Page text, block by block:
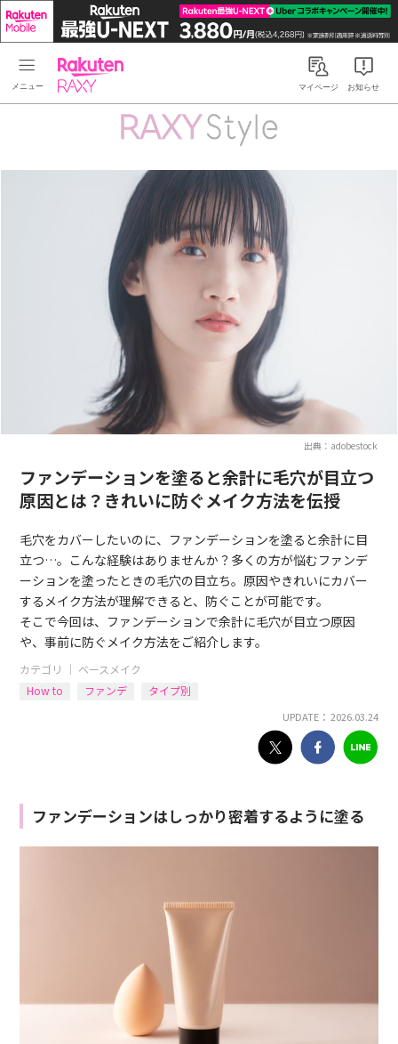
Rakuten RAXYマイページ お知らせ
出典：adobestock
ファンデーションを塗ると余計に毛穴が目立つ
原因とは？きれいに防ぐメイク方法を伝授
毛穴をカバーしたいのに、ファンデーションを塗ると余計に目
立つ…。こんな経験はありませんか？多くの方が悩むファンデ
ーションを塗ったときの毛穴の目立ち。原因やきれいにカバー
するメイク方法が理解できると、防ぐことが可能です。
そこで今回は、ファンデーションで余計に毛穴が目立つ原因
や、事前に防ぐメイク方法をご紹介します。
カテゴリ ｜ ベースメイク
How to
ファンデ タイプ別
UPDATE： 2026.03.24
ファンデーションはしっかり密着するように塗る